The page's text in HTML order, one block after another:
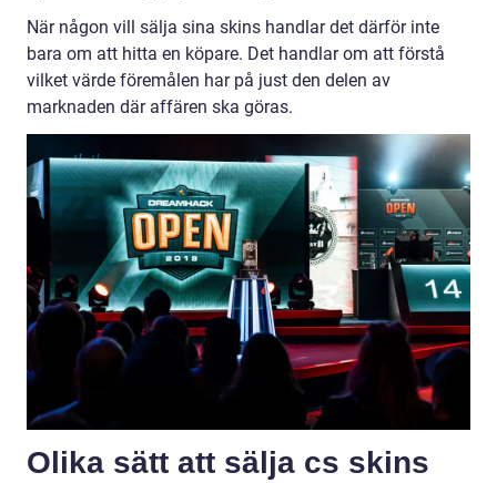
När någon vill sälja sina skins handlar det därför inte
bara om att hitta en köpare. Det handlar om att förstå
vilket värde föremålen har på just den delen av
marknaden där affären ska göras.
Olika sätt att sälja cs skins